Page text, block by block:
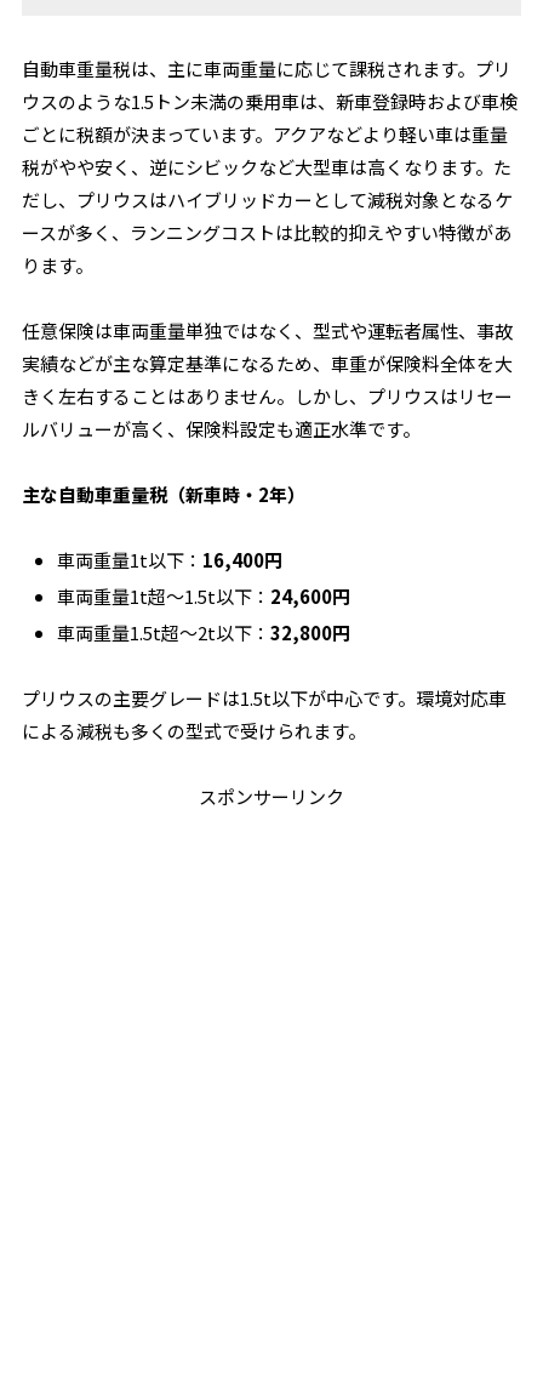
自動車重量税は、主に車両重量に応じて課税されます。プリ
ウスのような1.5トン未満の乗用車は、新車登録時および車検
ごとに税額が決まっています。アクアなどより軽い車は重量
税がやや安く、逆にシビックなど大型車は高くなります。た
だし、プリウスはハイブリッドカーとして減税対象となるケ
ースが多く、ランニングコストは比較的抑えやすい特徴があ
ります。
任意保険は車両重量単独ではなく、型式や運転者属性、事故
実績などが主な算定基準になるため、車重が保険料全体を大
きく左右することはありません。しかし、プリウスはリセー
ルバリューが高く、保険料設定も適正水準です。
主な自動車重量税（新車時・2年）
車両重量1t以下： 16,400円
車両重量1t超〜1.5t以下： 24,600円
車両重量1.5t超〜2t以下：32,800円
プリウスの主要グレードは1.5t以下が中心です。環境対応車
による減税も多くの型式で受けられます。
スポンサーリンク